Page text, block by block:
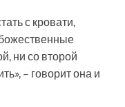
с кровати,
ни со второй
– говорит она и